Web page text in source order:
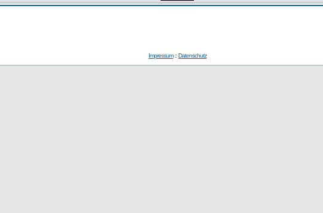
Impressum::Datenschutz